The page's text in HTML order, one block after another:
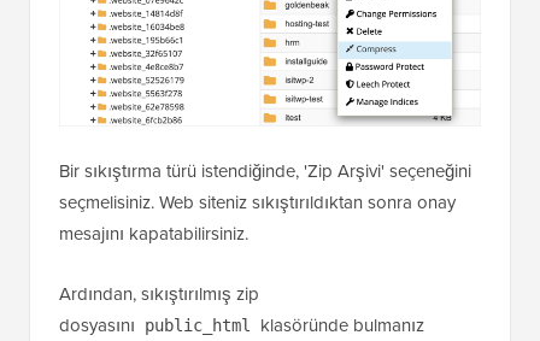
Bir sıkıştırma türü istendiğinde, 'Zip Arşivi' seçeneğini
seçmelisiniz. Web siteniz sıkıştırıldıktan sonra onay
mesajını kapatabilirsiniz.
Ardından, sıkıştırılmış zip
dosyasını
public_html
klasöründe bulmanız